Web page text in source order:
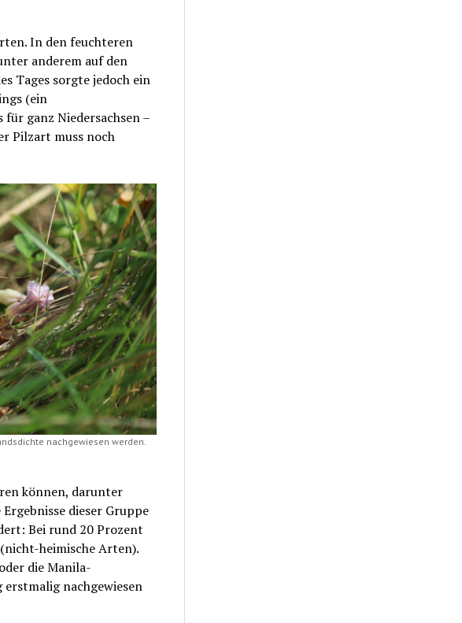
In den feuchteren
anderem auf den
Tages sorgte jedoch ein
(ein
ganz Niedersachsen –
Pilzart muss noch
nachgewiesen werden.
können, darunter
dieser Gruppe
Bei rund 20 Prozent
heimische Arten).
die Manila-
nachgewiesen